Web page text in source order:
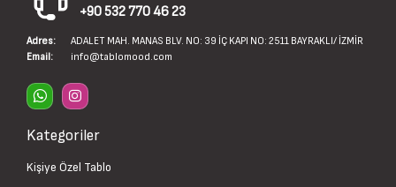
+90 532 770 46 23
Adres:
ADALET MAH. MANAS BLV. NO: 39 İÇ KAPI NO: 2511 BAYRAKLI/ İZMİR
Email:
info@tablomood.com
Kategoriler
Kişiye Özel Tablo